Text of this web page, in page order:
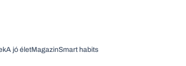
A jó életMagazinSmart habits